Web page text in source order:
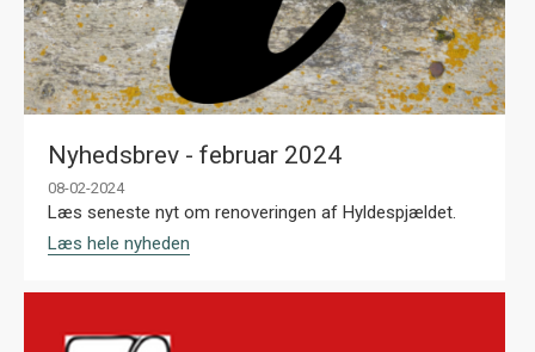
Nyhedsbrev - februar 2024
08-02-2024
Læs seneste nyt om renoveringen af Hyldespjældet.
Læs hele nyheden